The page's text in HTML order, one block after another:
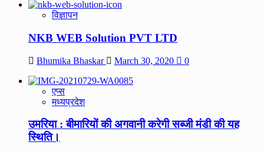
विज्ञापन
NKB WEB Solution PVT LTD
Bhumika Bhaskar March 30, 2020 0
एप्स
मध्यप्रदेश
उमरिया : बीमारियों की अगवानी करेगी सब्जी मंडी की यह
स्थिति।